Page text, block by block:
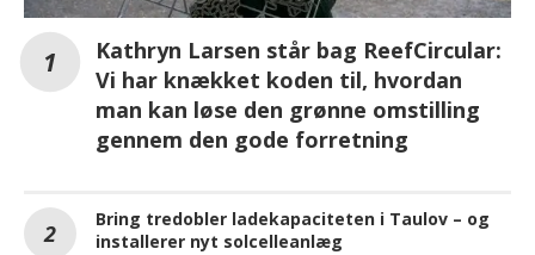
Kathryn Larsen står bag ReefCircular:
Vi har knækket koden til, hvordan
man kan løse den grønne omstilling
gennem den gode forretning
Bring tredobler ladekapaciteten i Taulov – og
installerer nyt solcelleanlæg